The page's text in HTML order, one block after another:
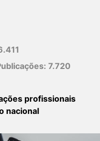
7.720
profissionais
nacional